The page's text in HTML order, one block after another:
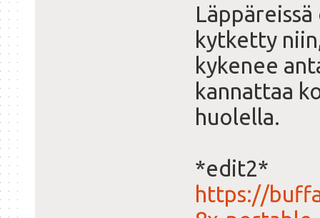
kytketty
kykenee
kannattaa
huolella.
*edit2*
https://